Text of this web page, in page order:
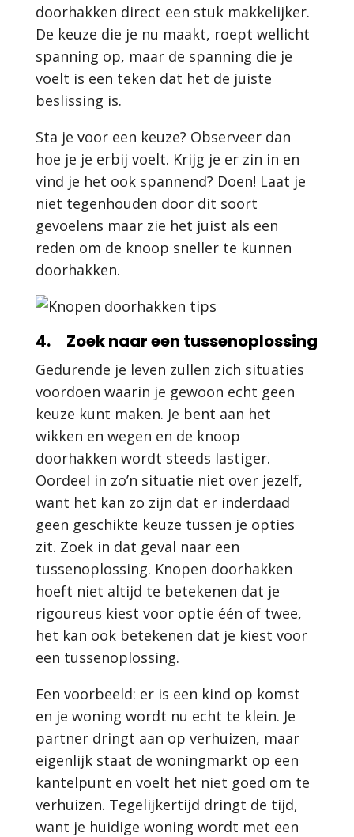
doorhakken direct een stuk makkelijker.
De keuze die je nu maakt, roept wellicht
spanning op, maar de spanning die je
voelt is een teken dat het de juiste
beslissing is.
Sta je voor een keuze? Observeer dan
hoe je je erbij voelt. Krijg je er zin in en
vind je het ook spannend? Doen! Laat je
niet tegenhouden door dit soort
gevoelens maar zie het juist als een
reden om de knoop sneller te kunnen
doorhakken.
4. Zoek naar een tussenoplossing
Gedurende je leven zullen zich situaties
voordoen waarin je gewoon echt geen
keuze kunt maken. Je bent aan het
wikken en wegen en de knoop
doorhakken wordt steeds lastiger.
Oordeel in zo’n situatie niet over jezelf,
want het kan zo zijn dat er inderdaad
geen geschikte keuze tussen je opties
zit. Zoek in dat geval naar een
tussenoplossing. Knopen doorhakken
hoeft niet altijd te betekenen dat je
rigoureus kiest voor optie één of twee,
het kan ook betekenen dat je kiest voor
een tussenoplossing.
Een voorbeeld: er is een kind op komst
en je woning wordt nu echt te klein. Je
partner dringt aan op verhuizen, maar
eigenlijk staat de woningmarkt op een
kantelpunt en voelt het niet goed om te
verhuizen. Tegelijkertijd dringt de tijd,
want je huidige woning wordt met een